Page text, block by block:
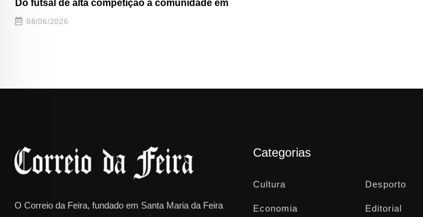
Do futsal de alta competição à comunidade em
08/06/2026
O Correio da Feira, fundado em Santa Maria da Feira
Categorias
Cultura Desporto
Economia Editorial